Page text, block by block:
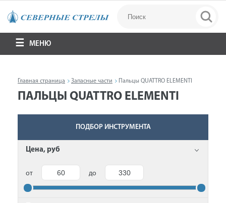
МЕНЮ
Главная страница Запасные части Пальцы QUATTRO ELEMENTI
ПАЛЬЦЫ QUATTRO ELEMENTI
ПОДБОР ИНСТРУМЕНТА
Цена, руб
от до